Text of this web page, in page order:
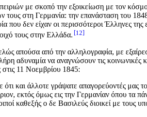
με σκοπό την εξοικείωση με τον
τους στη Γερμανία: την επανάσταση του
που δεν είχαν οι περισσότεροι Έλληνες
τους στην Ελλάδα. 12
απούσα από την αλληλογραφία, με
αδυναμία να αναγνώσουν τις κοινωνικές
11 Νοεμβρίου 1845:
ότι και άλλοτε γράψατε απαγορεύοντές
εκτός όμως εις την Γερμανίαν όπου τα
καθεξής ο δε Βασιλεύς διοικεί με τους